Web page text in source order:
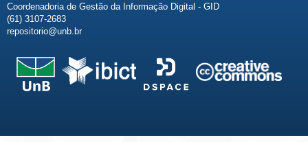
Coordenadoria de Gestão da Informação Digital - GID
(61) 3107-2683
repositorio@unb.br